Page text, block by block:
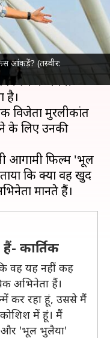
आंकड़ें? (तस्वीर:
'चंदू चैंपियन'
फिल्म में अपनी
है।
विजेता मुरलीकांत
के लिए उनकी
आगामी फिल्म 'भूल
कि क्या वह खुद
कार्तिक
वह यह नहीं कह
अभिनेता हैं।
कर रहा हूं, उससे मैं
में हूं। मैं
और 'भूल भुलैया'